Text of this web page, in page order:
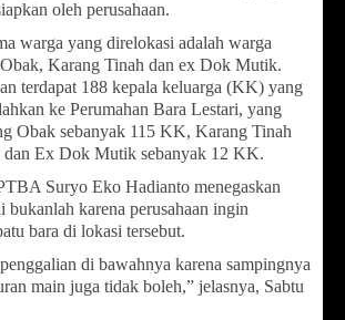
oleh perusahaan.
warga yang direlokasi adalah warga
Karang Tinah dan ex Dok Mutik.
terdapat 188 kepala keluarga (KK) yang
ke Perumahan Bara Lestari, yang
Obak sebanyak 115 KK, Karang Tinah
Ex Dok Mutik sebanyak 12 KK.
Suryo Eko Hadianto menegaskan
bukanlah karena perusahaan ingin
bara di lokasi tersebut.
di bawahnya karena sampingnya
main juga tidak boleh,” jelasnya, Sabtu